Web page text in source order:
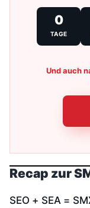
0
TAGE
Und auch
Recap zur
SEO + SEA =